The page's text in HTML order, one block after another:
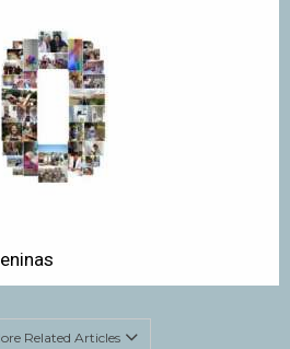
Related Articles